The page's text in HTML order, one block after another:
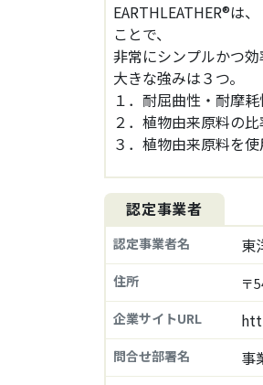
EARTHLEATHER®は
ことで、
非常にシンプルかつ効
大きな強みは３つ。
１．耐屈曲性・耐摩
２．植物由来原料の
３．植物由来原料を
認定事業者
認定事業者名 東
住所 〒
企業サイトURL
問合せ部署名 事